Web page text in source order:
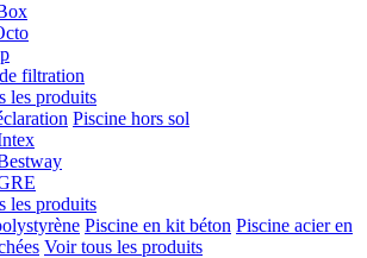
filtration
les produits
Piscine hors sol
les produits
Piscine en kit béton Piscine acier en
Voir tous les produits